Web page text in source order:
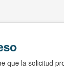
que la solicitud